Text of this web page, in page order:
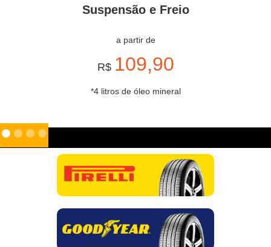
Suspensão e Freio
a partir de
R$ 109,90
*4 litros de óleo mineral